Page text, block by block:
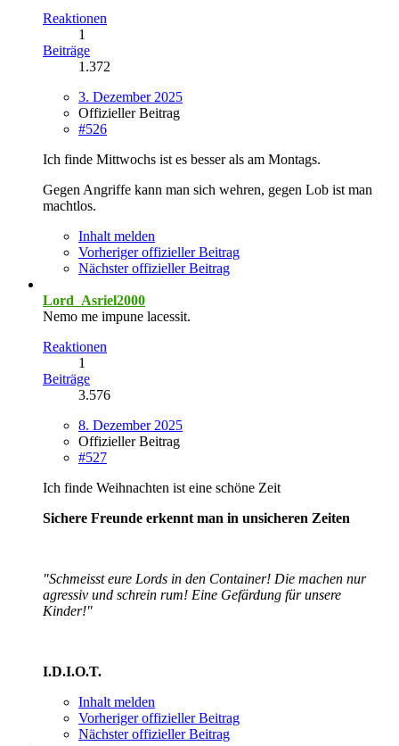
Reaktionen
1
Beiträge
1.372
3. Dezember 2025
Offizieller Beitrag
#526
Ich finde Mittwochs ist es besser als am Montags.
Gegen Angriffe kann man sich wehren, gegen Lob ist man
machtlos.
Inhalt melden
Vorheriger offizieller Beitrag
Nächster offizieller Beitrag
Lord_Asriel2000
Nemo me impune lacessit.
Reaktionen
1
Beiträge
3.576
8. Dezember 2025
Offizieller Beitrag
#527
Ich finde Weihnachten ist eine schöne Zeit
Sichere Freunde erkennt man in unsicheren Zeiten
"Schmeisst eure Lords in den Container! Die machen nur
agressiv und schrein rum! Eine Gefärdung für unsere
Kinder!"
I.D.I.O.T.
Inhalt melden
Vorheriger offizieller Beitrag
Nächster offizieller Beitrag